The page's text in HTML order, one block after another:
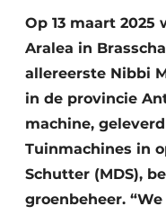
Op 13 maart
Aralea in
allereerste Nibbi
in de provincie
machine,
Tuinmachines in
Schutter (MDS),
groenbeheer.